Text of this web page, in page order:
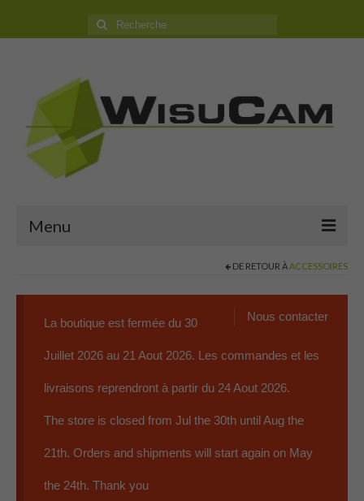
Rechercher
:
Menu
DE RETOUR ÀACCESSOIRES
Nous contacter
La boutique est fermée du 30
Juillet 2026 au 21 Aout 2026. Les commandes et les
livraisons reprendront à partir du 24 Aout 2026.
The store is closed from Jul the 30th until Aug the
21th. Orders and shipments will start again on May
the 24th. Thank you